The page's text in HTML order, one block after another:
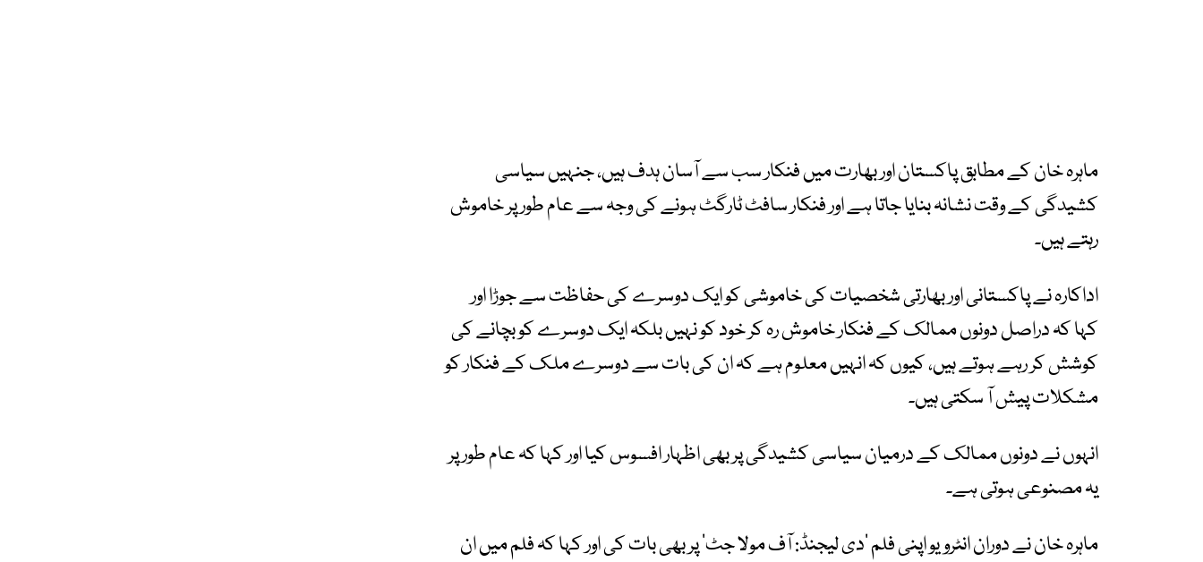
ماہرہ خان کے مطابق پاکستان اور بھارت میں فنکار سب سے آسان ہدف ہیں، جنہیں سیاسی
کشیدگی کے وقت نشانہ بنایا جاتا ہے اور فنکار سافٹ ٹارگٹ ہونے کی وجہ سے عام طور پر خاموش
رہتے ہیں۔
اداکارہ نے پاکستانی اور بھارتی شخصیات کی خاموشی کو ایک دوسرے کی حفاظت سے جوڑا اور
کہا کہ دراصل دونوں ممالک کے فنکار خاموش رہ کر خود کو نہیں بلکہ ایک دوسرے کو بچانے کی
کوشش کر رہے ہوتے ہیں، کیوں کہ انہیں معلوم ہے کہ ان کی بات سے دوسرے ملک کے فنکار کو
مشکلات پیش آ سکتی ہیں۔
انہوں نے دونوں ممالک کے درمیان سیاسی کشیدگی پر بھی اظہار افسوس کیا اور کہا کہ عام طور پر
یہ مصنوعی ہوتی ہے۔
ماہرہ خان نے دوران انٹرویو اپنی فلم ’دی لیجنڈ: آف مولا جٹ‘ پر بھی بات کی اور کہا کہ فلم میں ان